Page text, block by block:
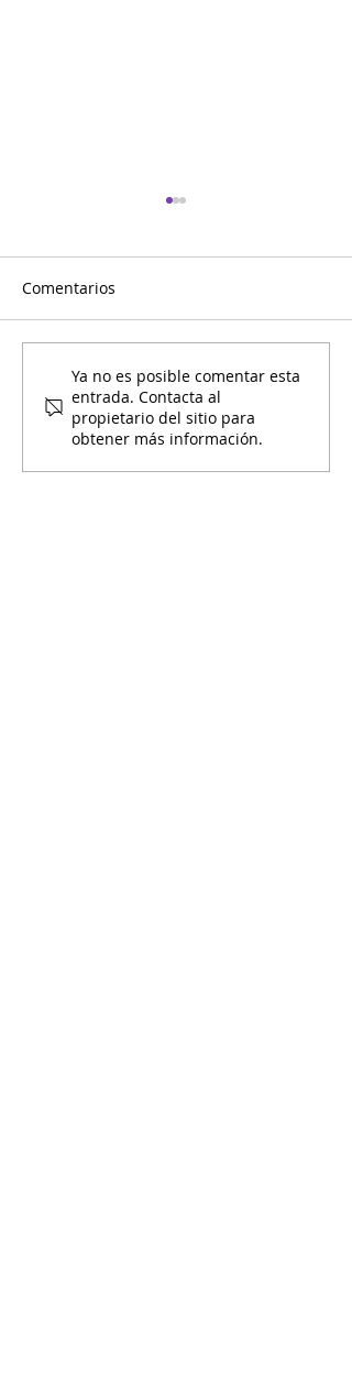
Mami y Yo Calendario de
Agosto
Comentarios
Ya no es posible comentar esta
entrada. Contacta al
propietario del sitio para
obtener más información.